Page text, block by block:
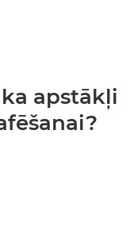
apstākļi